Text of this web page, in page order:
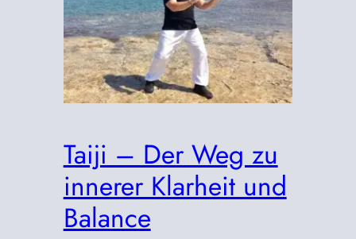
Taiji – Der Weg zu
innerer Klarheit und
Balance